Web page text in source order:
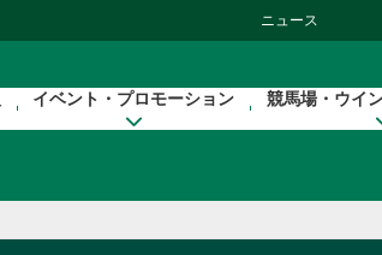
ニュース
イベント・プロモーション 競馬場・ウイ